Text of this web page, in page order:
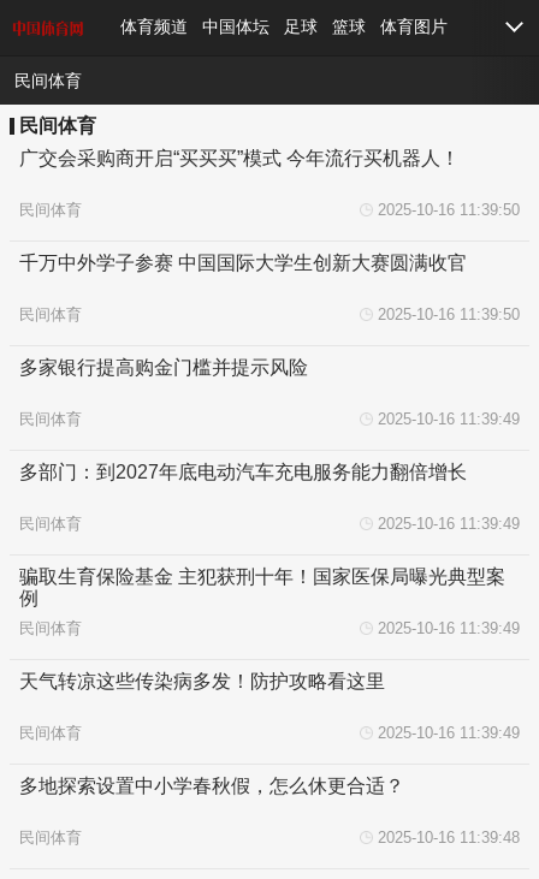
体育频道 中国体坛 足球 篮球 体育图片
民间体育
民间体育
广交会采购商开启“买买买”模式 今年流行买机器人！
民间体育 2025-10-16 11:39:50
千万中外学子参赛 中国国际大学生创新大赛圆满收官
民间体育 2025-10-16 11:39:50
多家银行提高购金门槛并提示风险
民间体育 2025-10-16 11:39:49
多部门：到2027年底电动汽车充电服务能力翻倍增长
民间体育 2025-10-16 11:39:49
骗取生育保险基金 主犯获刑十年！国家医保局曝光典型案
例
民间体育 2025-10-16 11:39:49
天气转凉这些传染病多发！防护攻略看这里
民间体育 2025-10-16 11:39:49
多地探索设置中小学春秋假，怎么休更合适？
民间体育 2025-10-16 11:39:48